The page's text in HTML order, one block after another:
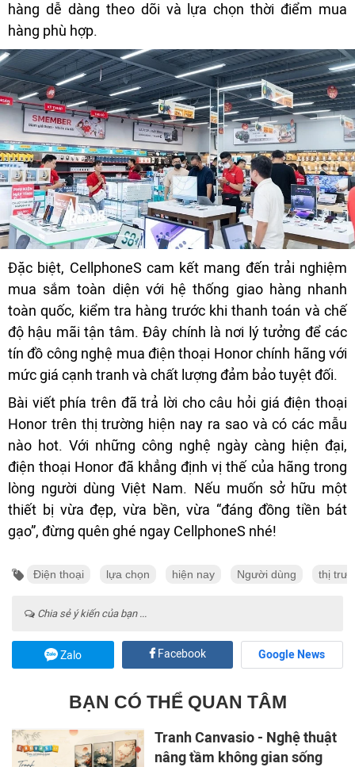
hàng dễ dàng theo dõi và lựa chọn thời điểm mua
hàng phù hợp.
Đặc biệt, CellphoneS cam kết mang đến trải nghiệm
mua sắm toàn diện với hệ thống giao hàng nhanh
toàn quốc, kiểm tra hàng trước khi thanh toán và chế
độ hậu mãi tận tâm. Đây chính là nơi lý tưởng để các
tín đồ công nghệ mua điện thoại Honor chính hãng với
mức giá cạnh tranh và chất lượng đảm bảo tuyệt đối.
Bài viết phía trên đã trả lời cho câu hỏi giá điện thoại
Honor trên thị trường hiện nay ra sao và có các mẫu
nào hot. Với những công nghệ ngày càng hiện đại,
điện thoại Honor đã khẳng định vị thế của hãng trong
lòng người dùng Việt Nam. Nếu muốn sở hữu một
thiết bị vừa đẹp, vừa bền, vừa “đáng đồng tiền bát
gạo”, đừng quên ghé ngay CellphoneS nhé!
Điện thoại lựa chọn hiện nay Người dùng thị
Chia sẻ ý kiến của bạn ...
Zalo Facebook Google News
BẠN CÓ THỂ QUAN TÂM
Tranh Canvasio - Nghệ thuật
nâng tầm không gian sống